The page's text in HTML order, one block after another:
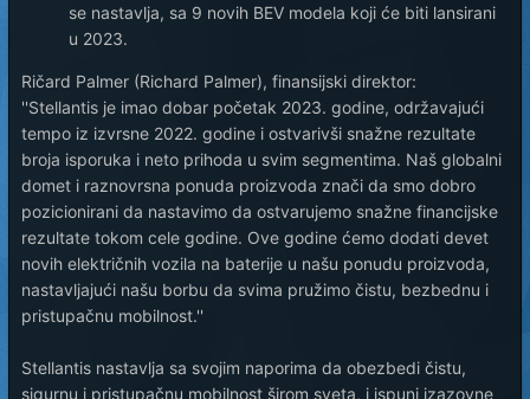
se nastavlja, sa 9 novih BEV modela koji će biti lansirani
u 2023.
Ričard Palmer (Richard Palmer), finansijski direktor:
''Stellantis je imao dobar početak 2023. godine, održavajući
tempo iz izvrsne 2022. godine i ostvarivši snažne rezultate
broja isporuka i neto prihoda u svim segmentima. Naš globalni
domet i raznovrsna ponuda proizvoda znači da smo dobro
pozicionirani da nastavimo da ostvarujemo snažne financijske
rezultate tokom cele godine. Ove godine ćemo dodati devet
novih električnih vozila na baterije u našu ponudu proizvoda,
nastavljajući našu borbu da svima pružimo čistu, bezbednu i
pristupačnu mobilnost.''
Stellantis nastavlja sa svojim naporima da obezbedi čistu,
sigurnu i pristupačnu mobilnost širom sveta, i ispuni izazovne